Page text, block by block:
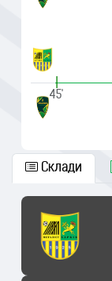
|
45'
Склади